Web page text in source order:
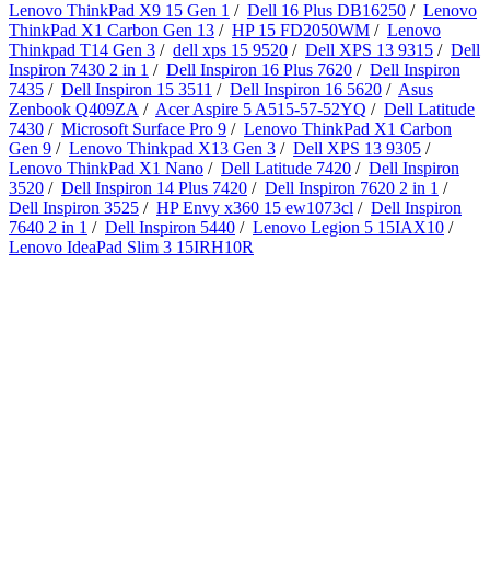
Lenovo ThinkPad X9 15 Gen 1 / Dell 16 Plus DB16250 / Lenovo
ThinkPad X1 Carbon Gen 13 / HP 15 FD2050WM / Lenovo
Thinkpad T14 Gen 3 / dell xps 15 9520 / Dell XPS 13 9315 / Dell
Inspiron 7430 2 in 1 / Dell Inspiron 16 Plus 7620 / Dell Inspiron
7435 / Dell Inspiron 15 3511 / Dell Inspiron 16 5620 / Asus
Zenbook Q409ZA / Acer Aspire 5 A515-57-52YQ / Dell Latitude
7430 / Microsoft Surface Pro 9 / Lenovo ThinkPad X1 Carbon
Gen 9 / Lenovo Thinkpad X13 Gen 3 / Dell XPS 13 9305 /
Lenovo ThinkPad X1 Nano / Dell Latitude 7420 / Dell Inspiron
3520 / Dell Inspiron 14 Plus 7420 / Dell Inspiron 7620 2 in 1 /
Dell Inspiron 3525 / HP Envy x360 15 ew1073cl / Dell Inspiron
7640 2 in 1 / Dell Inspiron 5440 / Lenovo Legion 5 15IAX10 /
Lenovo IdeaPad Slim 3 15IRH10R